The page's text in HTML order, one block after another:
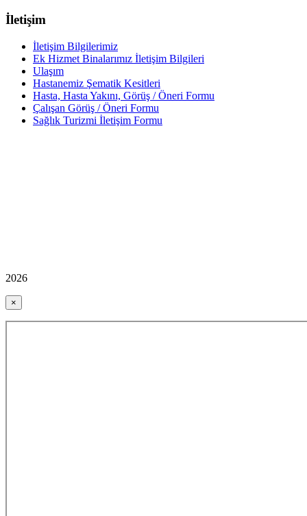
İletişim
İletişim Bilgilerimiz
Ek Hizmet Binalarımız İletişim Bilgileri
Ulaşım
Hastanemiz Şematik Kesitleri
Hasta, Hasta Yakını, Görüş / Öneri Formu
Çalışan Görüş / Öneri Formu
Sağlık Turizmi İletişim Formu
2026
×